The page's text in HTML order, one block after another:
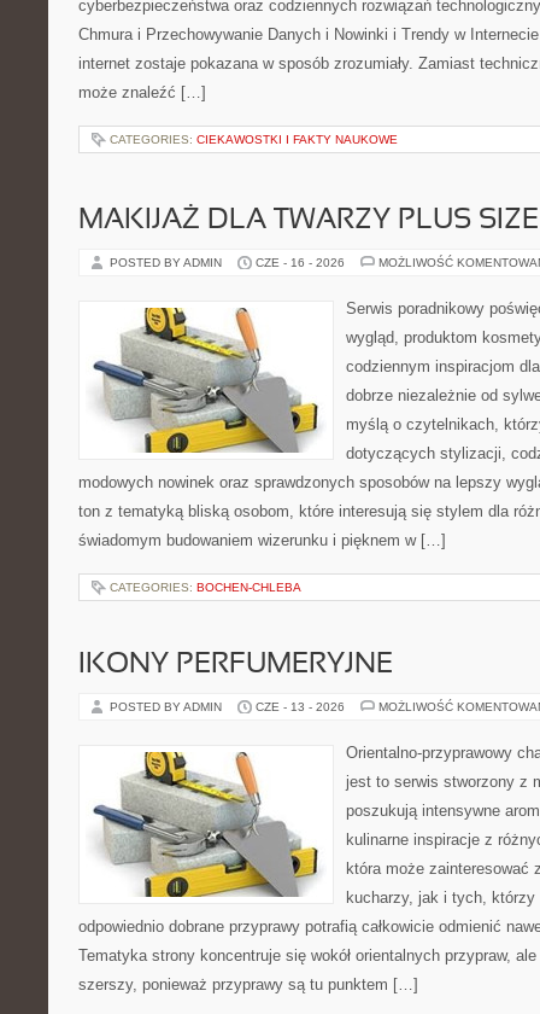
cyberbezpieczeństwa oraz codziennych rozwiązań
Chmura i Przechowywanie Danych i Nowinki i Trendy w
internet zostaje pokazana w sposób zrozumiały. Zamiast
może znaleźć […]
CATEGORIES: CIEKAWOSTKI I FAKTY NAUKOWE
MAKIJAŻ DLA TWARZY PLUS SIZE
POSTED BY ADMIN CZE - 16 - 2026 MOŻLIWOŚĆ
Serwis poradnikowy
wygląd, produktom
codziennym inspiracjom
dobrze niezależnie od
myślą o czytelnikach,
dotyczących stylizacji,
modowych nowinek oraz sprawdzonych sposobów na lepszy
ton z tematyką bliską osobom, które interesują się stylem dla
świadomym budowaniem wizerunku i pięknem w […]
CATEGORIES: BOCHEN-CHLEBA
IKONY PERFUMERYJNE
POSTED BY ADMIN CZE - 13 - 2026 MOŻLIWOŚĆ
Orientalno-przyprawowy
jest to serwis stworzony z
poszukują intensywne
kulinarne inspiracje z
która może zainteresować
kucharzy, jak i tych, którzy
odpowiednio dobrane przyprawy potrafią całkowicie odmienić
Tematyka strony koncentruje się wokół orientalnych przypraw,
szerszy, ponieważ przyprawy są tu punktem […]